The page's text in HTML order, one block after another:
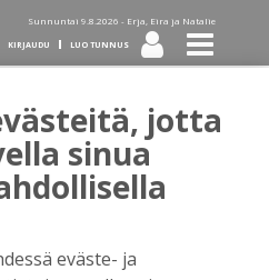
Sunnuntai 9.8.2026 - Erja, Eira ja Natalie
KIRJAUDU LUO TUNNUS
lehti diginä
jotta
sinua
eväste- ja